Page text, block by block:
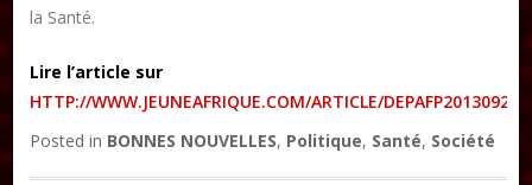
la Santé.
Lire l’article sur
HTTP://WWW.JEUNEAFRIQUE.COM/ARTICLE/
Posted in BONNES NOUVELLES, Politique, Santé, Société